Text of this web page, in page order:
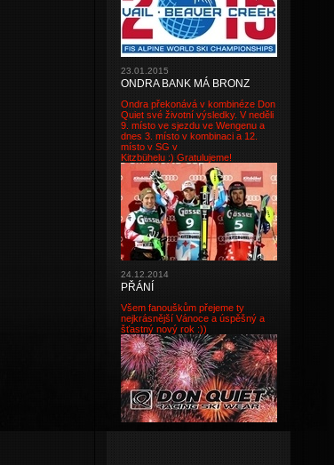
23.01.2015
ONDRA BANK MÁ BRONZ
Ondra překonává v kombinéze Don
Quiet své životní výsledky. V neděli
9. místo ve sjezdu ve Wengenu a
dnes 3. místo v kombinaci a 12.
místo v SG v
Kitzbühelu :) Gratulujeme!
24.12.2014
PŘÁNÍ
Všem fanouškům přejeme ty
nejkrásnější Vánoce a úspěšný a
šťastný nový rok :))